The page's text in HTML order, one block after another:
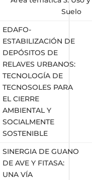
Suelo
EDAFO-
ESTABILIZACIÓN DE
DEPÓSITOS DE
RELAVES URBANOS:
TECNOLOGÍA DE
TECNOSOLES PARA
EL CIERRE
AMBIENTAL Y
SOCIALMENTE
SOSTENIBLE
SINERGIA DE GUANO
DE AVE Y FITASA:
UNA VÍA